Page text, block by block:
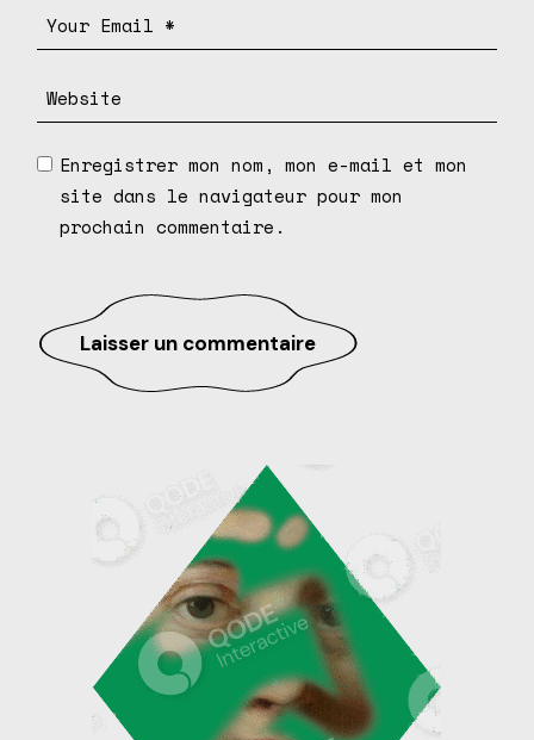
Enregistrer mon nom, mon e-mail et mon
site dans le navigateur pour mon
prochain commentaire.
Laisser un commentaire